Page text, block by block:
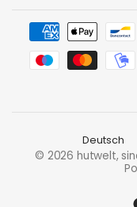
Land/
© 2026 hutwelt,